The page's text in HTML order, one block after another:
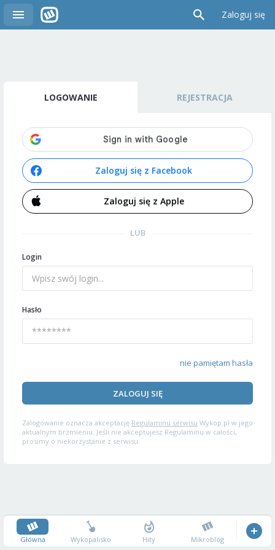
Zaloguj się
LOGOWANIE REJESTRACJA
Zaloguj się z Facebook
Zaloguj się z Apple
LUB
Login
Hasło
nie pamiętam hasła
ZALOGUJ SIĘ
Zalogowanie oznacza akceptację Regulaminu serwisu Wykop.pl w jego
aktualnym brzmieniu. Jeśli nie akceptujesz Regulaminu w całości,
prosimy o niekorzystanie z serwisu.
Główna Wykopalisko Hity Mikroblog